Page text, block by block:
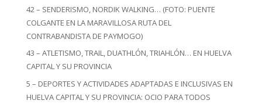
42 – SENDERISMO, NORDIK WALKING… (FOTO: PUENTE
COLGANTE EN LA MARAVILLOSA RUTA DEL
CONTRABANDISTA DE PAYMOGO)
43 – ATLETISMO, TRAIL, DUATHLÓN, TRIAHLÓN… EN HUELVA
CAPITAL Y SU PROVINCIA
5 – DEPORTES Y ACTIVIDADES ADAPTADAS E INCLUSIVAS EN
HUELVA CAPITAL Y SU PROVINCIA: OCIO PARA TODOS